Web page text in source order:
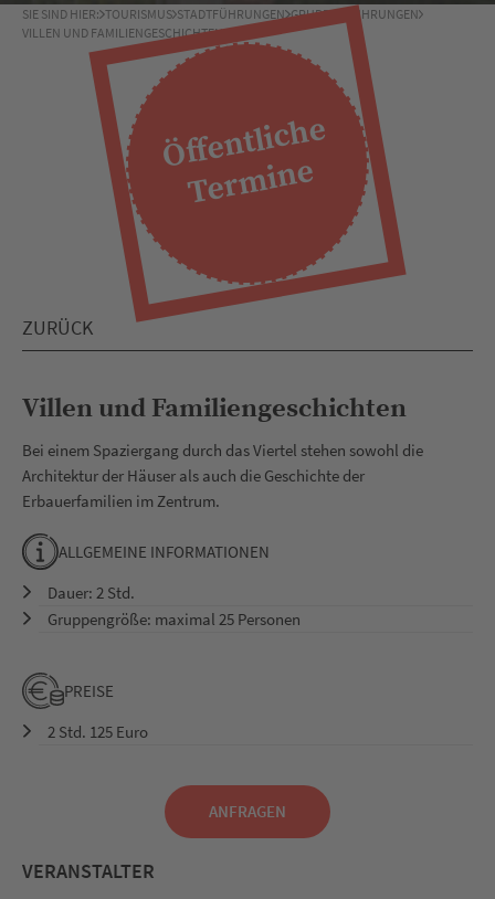
SIE SIND HIER: TOURISMUS STADTFÜHRUNGEN GRUPPENFÜHRUNGEN
VILLEN UND FAMILIENGESCHICHTEN
Öff
e
ntli
c
h
e
T
e
r
mi
n
e
ZURÜCK
Villen und Familiengeschichten
Bei einem Spaziergang durch das Viertel stehen sowohl die
Architektur der Häuser als auch die Geschichte der
Erbauerfamilien im Zentrum.
ALLGEMEINE INFORMATIONEN
Dauer: 2 Std.
Gruppengröße: maximal 25 Personen
PREISE
2 Std. 125 Euro
ANFRAGEN
VERANSTALTER